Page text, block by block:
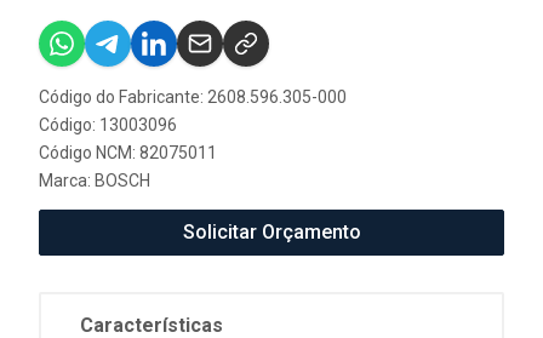
Código do Fabricante: 2608.596.305-000
Código: 13003096
Código NCM: 82075011
Marca: BOSCH
Solicitar Orçamento
Características